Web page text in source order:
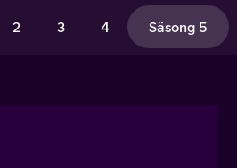
2 3 4 Säsong 5